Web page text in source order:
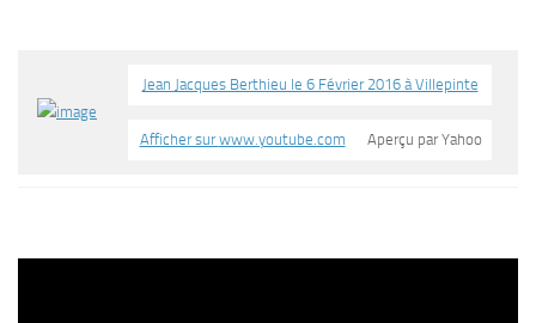
Jean Jacques Berthieu le 6 Février 2016 à Villepinte
Afficher surwww.youtube.com Aperçu par Yahoo